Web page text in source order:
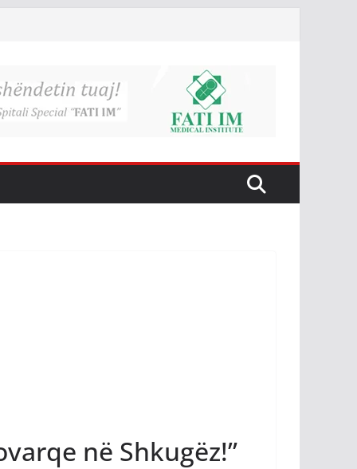
në Shkugëz!”